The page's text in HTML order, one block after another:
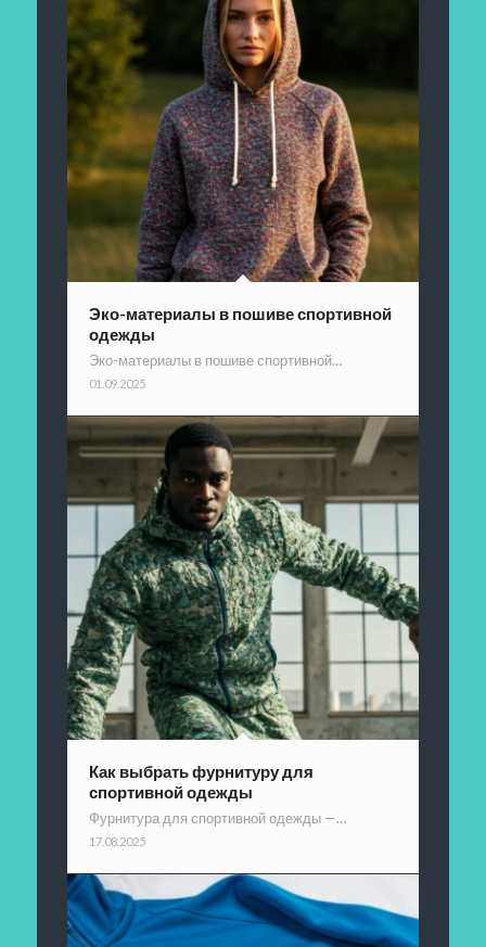
Эко-материалы в пошиве спортивной
одежды
Эко-материалы в пошиве спортивной…
01.09.2025
Как выбрать фурнитуру для
спортивной одежды
Фурнитура для спортивной одежды —…
17.08.2025